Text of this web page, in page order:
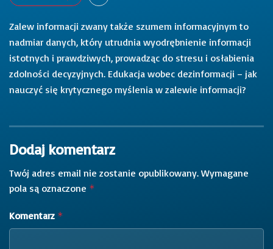
Zalew informacji zwany także szumem informacyjnym to
nadmiar danych, który utrudnia wyodrębnienie informacji
istotnych i prawdziwych, prowadząc do stresu i osłabienia
zdolności decyzyjnych. Edukacja wobec dezinformacji – jak
nauczyć się krytycznego myślenia w zalewie informacji?
Dodaj komentarz
Twój adres email nie zostanie opublikowany. Wymagane
pola są oznaczone *
Komentarz *